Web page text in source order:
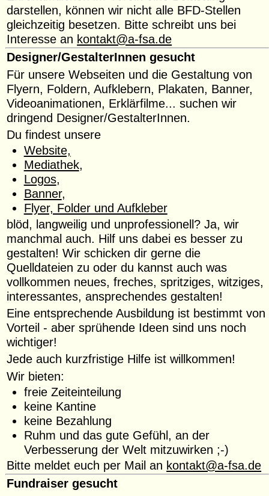
darstellen, können wir nicht alle BFD-Stellen
gleichzeitig besetzen. Bitte schreibt uns bei
Interesse an kontakt@a-fsa.de
Designer/GestalterInnen gesucht
Für unsere Webseiten und die Gestaltung von
Flyern, Foldern, Aufklebern, Plakaten, Banner,
Videoanimationen, Erklärfilme... suchen wir
dringend Designer/GestalterInnen.
Du findest unsere
Website,
Mediathek,
Logos,
Banner,
Flyer, Folder und Aufkleber
blöd, langweilig und unprofessionell? Ja, wir
manchmal auch. Hilf uns dabei es besser zu
gestalten! Wir schicken dir gerne die
Quelldateien zu oder du kannst auch was
vollkommen neues, freches, spritziges, witziges,
interessantes, ansprechendes gestalten!
Eine entsprechende Ausbildung ist bestimmt von
Vorteil - aber sprühende Ideen sind uns noch
wichtiger!
Jede auch kurzfristige Hilfe ist willkommen!
Wir bieten:
freie Zeiteinteilung
keine Kantine
keine Bezahlung
Ruhm und das gute Gefühl, an der
Verbesserung der Welt mitzuwirken ;-)
Bitte meldet euch per Mail an kontakt@a-fsa.de
Fundraiser gesucht